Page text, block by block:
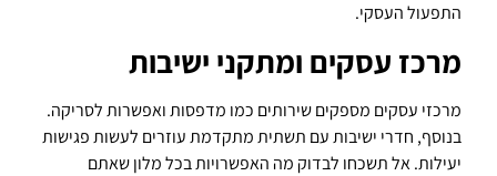
התפעול העסקי.
מרכז עסקים ומתקני ישיבות
מרכזי עסקים מספקים שירותים כמו מדפסות ואפשרות לסריקה.
בנוסף, חדרי ישיבות עם תשתית מתקדמת עוזרים לעשות פגישות
יעילות. אל תשכחו לבדוק מה האפשרויות בכל מלון שאתם